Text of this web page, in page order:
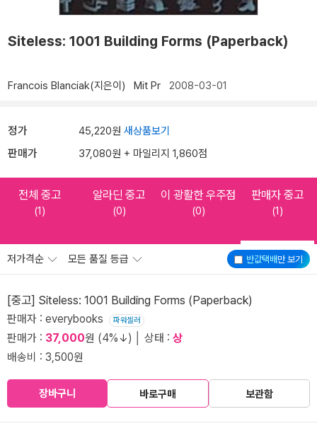
Siteless: 1001 Building Forms (Paperback)
Francois Blanciak(지은이) Mit Pr 2008-03-01
정가 45,220원 새상품보기
판매가 37,080원 + 마일리지 1,860점
전체 중고
(1)
알라딘 중고
(0)
이 광활한 우주점
(0)
판매자 중고
(1)
반값택배만 보기
저가격순 모든 품질 등급
[중고] Siteless: 1001 Building Forms (Paperback)
판매자 : everybooks 파워셀러
판매가 : 37,000원 (4%↓) │ 상태 : 상
배송비 : 3,500원
장바구니 바로구매 보관함